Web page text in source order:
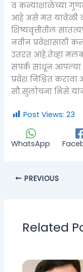
व कन्याशाळेच्या
आहे असे मत यावेळी
शिष्यवृत्तीतील
नवीन प्रवेशासाठी
उतरत आहे.तेव्हा
संपर्क साधून आपल्या
प्रवेश निश्चित
सौ.सुलोचना भिसे
Post Views: 23
WhatsApp
PREVIOUS
Related